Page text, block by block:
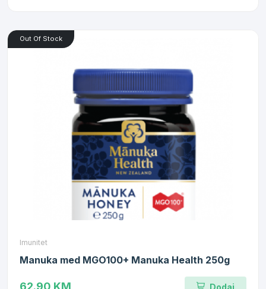
Out Of Stock
Imunitet
Manuka med MGO100+ Manuka Health 250g